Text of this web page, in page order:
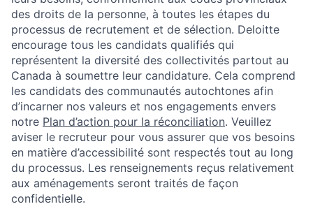
des droits de la personne, à toutes les étapes du
processus de recrutement et de sélection. Deloitte
encourage tous les candidats qualifiés qui
représentent la diversité des collectivités partout au
Canada à soumettre leur candidature. Cela comprend
les candidats des communautés autochtones afin
d’incarner nos valeurs et nos engagements envers
notre Plan d’action pour la réconciliation. Veuillez
aviser le recruteur pour vous assurer que vos besoins
en matière d’accessibilité sont respectés tout au long
du processus. Les renseignements reçus relativement
aux aménagements seront traités de façon
confidentielle.